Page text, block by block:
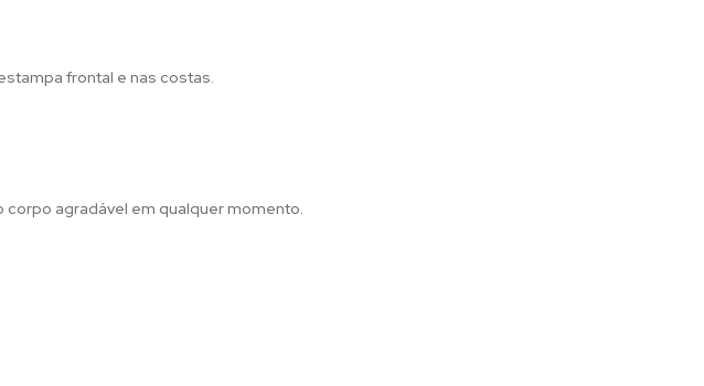
frontal e nas costas.
agradável em qualquer momento.